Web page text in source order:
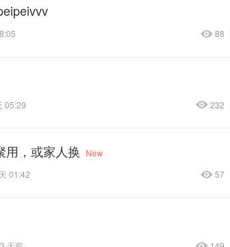
88
05:29 232
用，或家人换 New
01:42 57